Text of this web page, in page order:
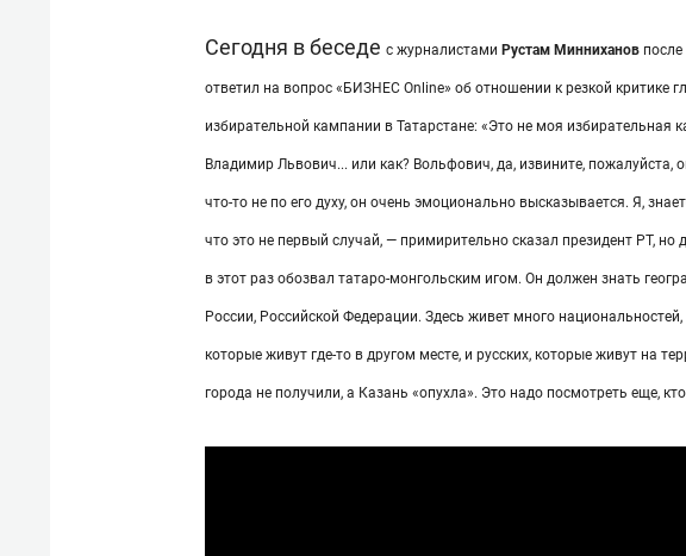
Сегодня в беседе с журналистами Рустам Минниханов
ответил на вопрос «БИЗНЕС Online» об отношении к резкой критике
избирательной кампании в Татарстане: «Это не моя избирательная
Владимир Львович... или как? Вольфович, да, извините, пожалуйста,
что-то не по его духу, он очень эмоционально высказывается. Я,
что это не первый случай, — примирительно сказал президент РТ,
в этот раз обозвал татаро-монгольским игом. Он должен знать
России, Российской Федерации. Здесь живет много
которые живут где-то в другом месте, и русских, которые живут на
города не получили, а Казань «опухла». Это надо посмотреть еще, кто